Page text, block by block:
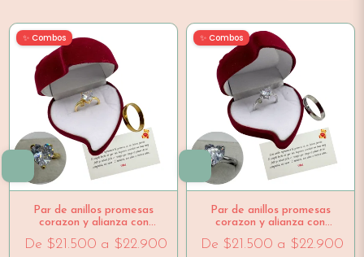
✨ Combos
Par de anillos promesas
corazon y alianza con
estuche dorados ajustables
De $21.500 a $22.900
✨ Combos
Par de anillos promesas
corazon y alianza con
estuche plateados ajustables
De $21.500 a $22.900